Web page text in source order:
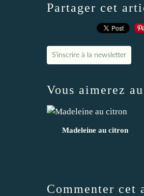
Partager cet
S'inscrire à la newsletter
Vous aimerez
Madeleine au citron
Commenter cet